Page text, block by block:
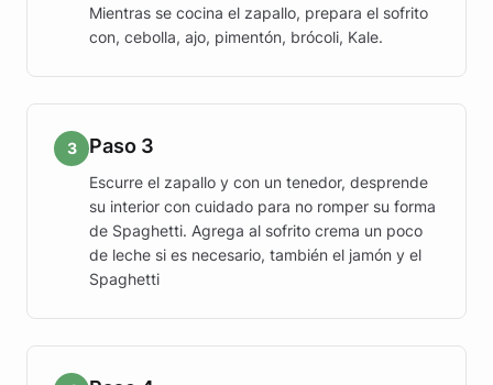
Mientras se cocina el zapallo, prepara el sofrito
con, cebolla, ajo, pimentón, brócoli, Kale.
3 Paso 3
Escurre el zapallo y con un tenedor, desprende
su interior con cuidado para no romper su forma
de Spaghetti. Agrega al sofrito crema un poco
de leche si es necesario, también el jamón y el
Spaghetti